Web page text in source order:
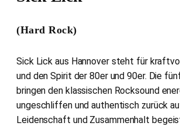
(Hard Rock)
Sick Lick aus Hannover steht für
und den Spirit der 80er und 90er. Die
bringen den klassischen Rocksound
ungeschliffen und authentisch zurück
Leidenschaft und Zusammenhalt